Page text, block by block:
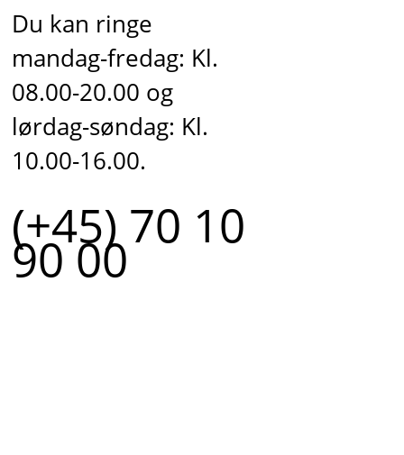
Du kan ringe
mandag-fredag: Kl.
08.00-20.00 og
lørdag-søndag: Kl.
10.00-16.00.
(+45) 70 10
90 00